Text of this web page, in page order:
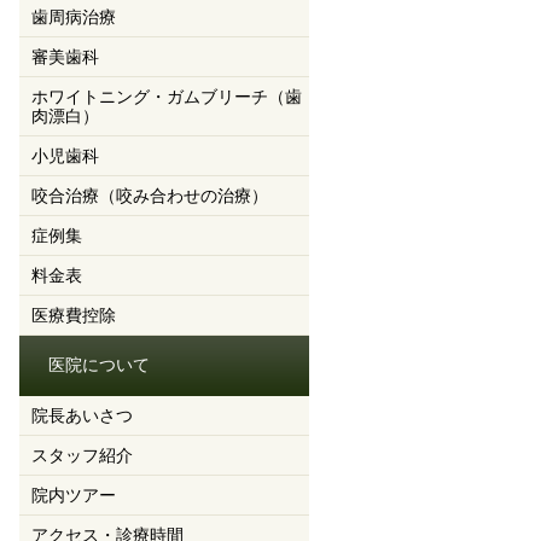
歯周病治療
審美歯科
ホワイトニング・ガムブリーチ（歯
肉漂白）
小児歯科
咬合治療（咬み合わせの治療）
症例集
料金表
医療費控除
医院について
院長あいさつ
スタッフ紹介
院内ツアー
アクセス・診療時間